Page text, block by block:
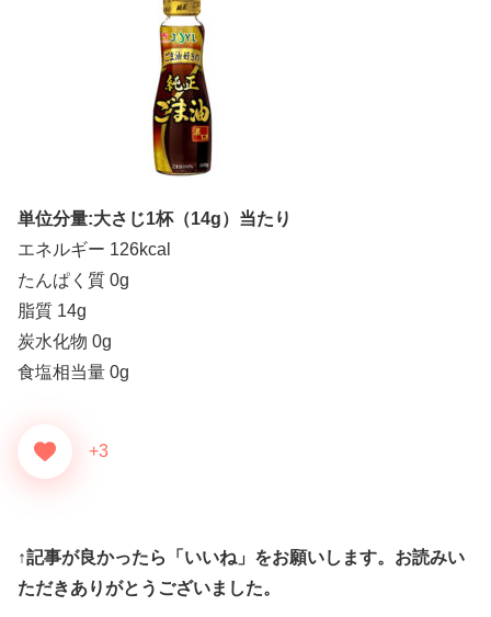
単位分量:大さじ1杯（14g）当たり
エネルギー 126kcal
たんぱく質 0g
脂質 14g
炭水化物 0g
食塩相当量 0g
+3
↑記事が良かったら「いいね」をお願いします。お読みい
ただきありがとうございました。